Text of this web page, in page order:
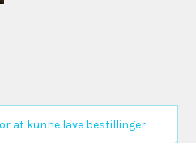
at kunne lave bestillinger